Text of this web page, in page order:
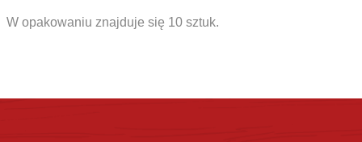
W opakowaniu znajduje się 10 sztuk.